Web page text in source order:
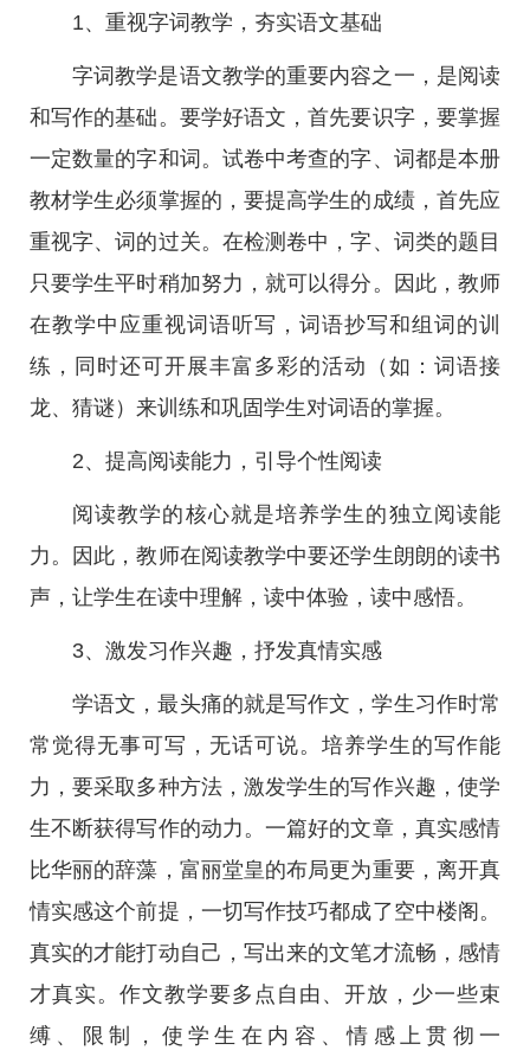
1、重视字词教学，夯实语文基础
字词教学是语文教学的重要内容之一，是阅读
和写作的基础。要学好语文，首先要识字，要掌握
一定数量的字和词。试卷中考查的字、词都是本册
教材学生必须掌握的，要提高学生的成绩，首先应
重视字、词的过关。在检测卷中，字、词类的题目
只要学生平时稍加努力，就可以得分。因此，教师
在教学中应重视词语听写，词语抄写和组词的训
练，同时还可开展丰富多彩的活动（如：词语接
龙、猜谜）来训练和巩固学生对词语的掌握。
2、提高阅读能力，引导个性阅读
阅读教学的核心就是培养学生的独立阅读能
力。因此，教师在阅读教学中要还学生朗朗的读书
声，让学生在读中理解，读中体验，读中感悟。
3、激发习作兴趣，抒发真情实感
学语文，最头痛的就是写作文，学生习作时常
常觉得无事可写，无话可说。培养学生的写作能
力，要采取多种方法，激发学生的写作兴趣，使学
生不断获得写作的动力。一篇好的文章，真实感情
比华丽的辞藻，富丽堂皇的布局更为重要，离开真
情实感这个前提，一切写作技巧都成了空中楼阁。
真实的才能打动自己，写出来的文笔才流畅，感情
才真实。作文教学要多点自由、开放，少一些束
缚、限制，使学生在内容、情感上贯彻一